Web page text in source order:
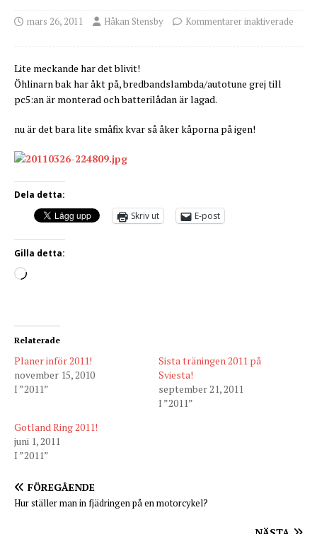
mars 26, 2011 Håkan Stensby Kommentarer inaktiverade
Lite meckande har det blivit!
Öhlinarn bak har åkt på, bredbandslambda/autotune grej till
pc5:an är monterad och batterilådan är lagad.
nu är det bara lite småfix kvar så åker kåporna på igen!
Dela detta:
Skriv ut
E-post
Gilla detta:
Relaterade
Planer inför 2011!
november 15, 2010
I ”2011”
Sista träningen 2011 på
Sviesta!
september 21, 2011
I ”2011”
Gotland Ring 2011!
juni 1, 2011
I ”2011”
FÖREGÅENDE
Hur ställer man in fjädringen på en motorcykel?